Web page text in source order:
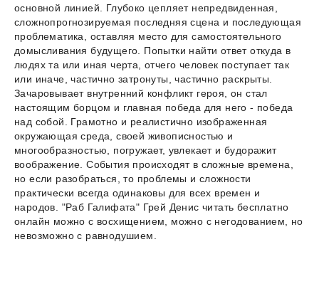
основной линией. Глубоко цепляет непредвиденная,
сложнопрогнозируемая последняя сцена и последующая
проблематика, оставляя место для самостоятельного
домысливания будущего. Попытки найти ответ откуда в
людях та или иная черта, отчего человек поступает так
или иначе, частично затронуты, частично раскрыты.
Зачаровывает внутренний конфликт героя, он стал
настоящим борцом и главная победа для него - победа
над собой. Грамотно и реалистично изображенная
окружающая среда, своей живописностью и
многообразностью, погружает, увлекает и будоражит
воображение. События происходят в сложные времена,
но если разобраться, то проблемы и сложности
практически всегда одинаковы для всех времен и
народов. "Раб Галифата" Грей Денис читать бесплатно
онлайн можно с восхищением, можно с негодованием, но
невозможно с равнодушием.